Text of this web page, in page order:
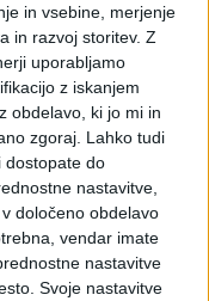
in vsebine, merjenje
in razvoj storitev. Z
uporabljamo
z iskanjem
obdelavo, ki jo mi in
zgoraj. Lahko tudi
dostopate do
nastavitve,
določeno obdelavo
vendar imate
nastavitve
Svoje nastavitve
kako ravnati v
dokumentov.